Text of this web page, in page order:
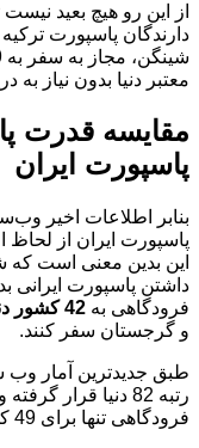
از این رو هیچ بعید
دارندگان پاسپورت
شینگن، مجاز به سفر به 29
معتبر دنیا بدون نیاز به
مقایسه قدرت
پاسپورت ایران
پاسپورت ایران از لحاظ
این بدین معنی است که
داشتن پاسپورت ایرانی
فرودگاهی به 42 کشور دنیا
و گرجستان سفر کنند.
رتبه 82 دنیا قرار
فرودگاهی تنها برای 49 کشور مقدور است.